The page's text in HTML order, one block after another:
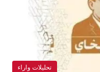
تحليلات واراء